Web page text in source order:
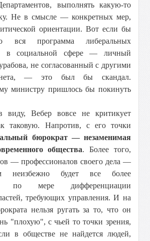
выполнять какую-то
Не в смысле — конкретных мер,
ориентации. Вот если бы
вся программа либеральных
в социальной сфере — личный
не согласованный с другими
— это был бы скандал.
министру пришлось бы покинуть
виду, Вебер вовсе не критикует
таковую. Напротив, с его точки
бюрократ — незаменимая
общества. Более того,
— профессионалов своего дела —
неизбежно будет все более
по мере дифференциации
требующих управления. И на
нельзя ругать за то, что он
"плохую", с чьей то точки зрения,
в обществе не найдется людей,